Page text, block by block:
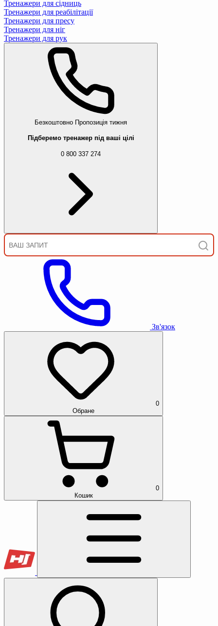
Тренажери для сідниць
Тренажери для реабілітації
Тренажери для пресу
Тренажери для ніг
Тренажери для рук
Безкоштовно Пропозиція тижня
Підберемо тренажер під ваші цілі
0 800 337 274
Зв'язок
0
Обране
0
Кошик